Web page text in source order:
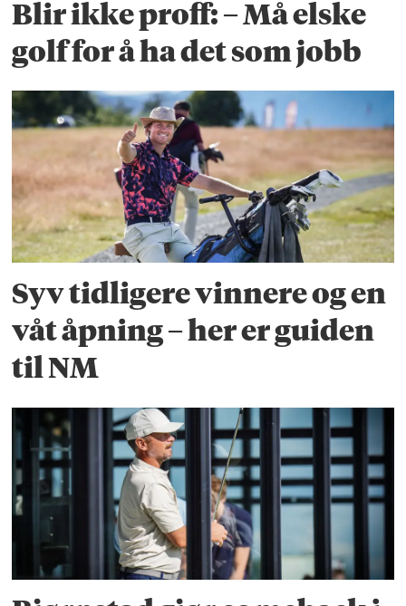
Blir ikke proff: – Må elske
golf for å ha det som jobb
Syv tidligere vinnere og en
våt åpning – her er guiden
til NM